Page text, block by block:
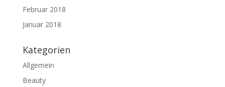
Februar 2018
Januar 2018
Kategorien
Allgemein
Beauty